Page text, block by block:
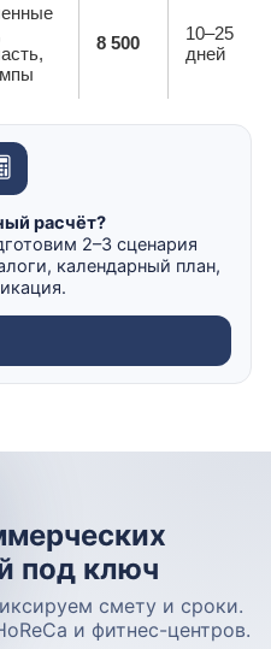
8 500
10–25
дней
расчёт?
2–3 сценария
календарный план,
под ключ
смету и сроки.
и фитнес-центров.